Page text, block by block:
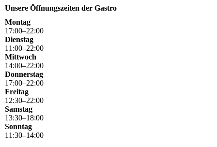
Unsere Öffnungszeiten der Gastro
Montag
17:00–22:00
Dienstag
11 :00–22:00
Mittwoch
14:00–22:00
Donnerstag
17:00–22:00
Freitag
12:30–22:00
Samstag
13:30–18:00
Sonntag
11 :30–14:00